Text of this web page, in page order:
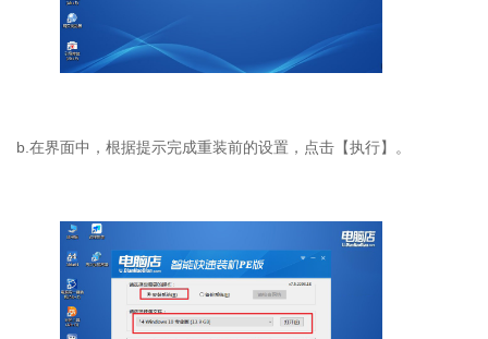
b. 在界面中，根据提示完成重装前的设置，点击【执行】。